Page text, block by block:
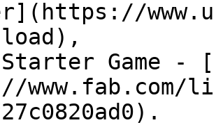
Game -
www.fab.com/